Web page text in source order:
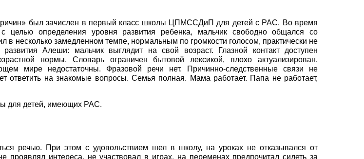
причин» был зачислен в первый класс школы ЦПМССДиП для детей с РАС. Во время
целью определения уровня развития ребенка, мальчик свободно общался со
в несколько замедленном темпе, нормальным по громкости голосом, практически не
Алеши: мальчик выглядит на свой возраст. Глазной контакт доступен
нормы. Словарь ограничен бытовой лексикой, плохо актуализирован.
мире недостаточны. Фразовой речи нет. Причинно-следственные связи не
на знакомые вопросы. Семья полная. Мама работает. Папа не работает,
для детей, имеющих РАС.
речью. При этом с удовольствием шел в школу, на уроках не отказывался от
интереса, не участвовал в играх, на переменах предпочитал сидеть за